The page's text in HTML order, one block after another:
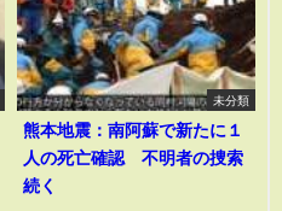
未分類
熊本地震：南阿蘇で新たに１
人の死亡確認 不明者の捜索
続く